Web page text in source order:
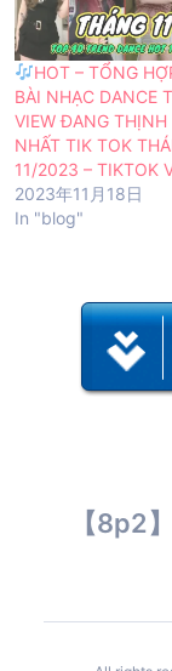
HOT – TỔNG
BÀI NHẠC DANCE
VIEW ĐANG THỊNH
NHẤT TIK TOK
11/2023 – TIKTOK
2023年11月18日
In "blog"
【8p2